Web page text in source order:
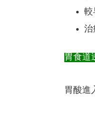
較
治
胃食道
胃酸進